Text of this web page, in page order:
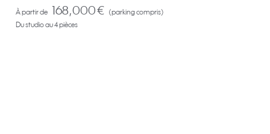
À partir de 168,000 € (parking compris)
Du studio au 4 pièces